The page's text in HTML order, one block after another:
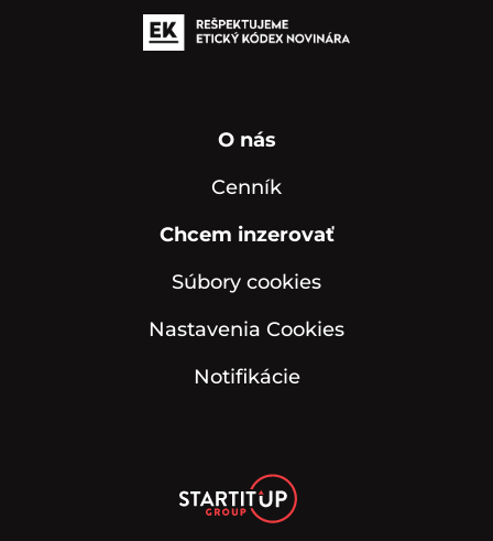
O nás
Cenník
Chcem inzerovať
Súbory cookies
Nastavenia Cookies
Notifikácie